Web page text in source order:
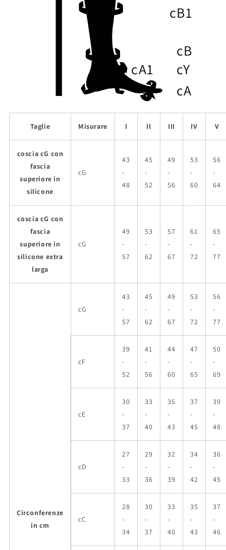
cB1
cB
cY
cA1
cA
Taglie Misurare I Il III IV V
coscia cG con
fascia
superiore in
silicone
cG
43
-
48
45
-
52
49
-
56
53
-
60
56
-
64
coscia cG con
fascia
superiore in
silicone extra
larga
cG
49
-
57
53
-
62
57
-
67
61
-
72
65
-
77
Circonferenze
in cm
cG
43
-
57
45
-
62
49
-
67
53
-
72
56
-
77
cF
39
-
52
41
-
56
44
-
60
47
-
65
50
-
69
cE
30
-
37
33
-
40
35
-
43
37
-
45
39
-
48
cD
27
-
33
29
-
36
32
-
39
34
-
42
36
-
45
cC
28
-
34
30
-
37
33
-
40
35
-
43
37
-
46